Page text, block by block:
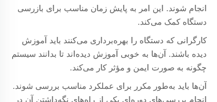
انجام شوند. این امر به پایش زمان مناسب برای بازرسی
دستگاه کمک می‌کند.
کارگرانی که دستگاه را بهره‌برداری می‌کنند باید آموزش
دیده باشند. آن‌ها به خوبی آموزش دیده‌اند تا بدانند سیستم
چگونه به صورت ایمن و مؤثر کار می‌کند.
آن‌ها باید به‌طور مکرر برای عملکرد مناسب بررسی شوند.
انجام بررسی‌های دوره‌ای یکی از راه‌های نگه‌داشتن آن در